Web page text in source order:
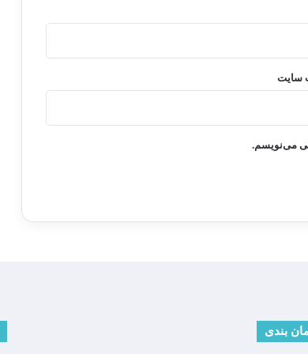
سایت
می‌نویسم.
بندی